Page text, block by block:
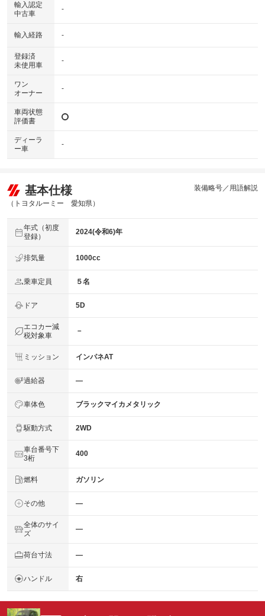
輸入認定
中古車
-
輸入経路 -
登録済
未使用車
-
ワン
オーナー
-
車両状態
評価書
ディーラ
ー車
-
基本仕様
（トヨタルーミー 愛知県）
装備略号／用語解説
年式（初度
登録）
2024(令和6)年
排気量 1000cc
乗車定員 ５名
ドア 5D
エコカー減
税対象車
－
ミッション インパネAT
過給器 ―
車体色 ブラックマイカメタリック
駆動方式 2WD
車台番号下
3桁
400
燃料 ガソリン
その他 ―
全体のサイ
ズ
―
荷台寸法 ―
ハンドル 右